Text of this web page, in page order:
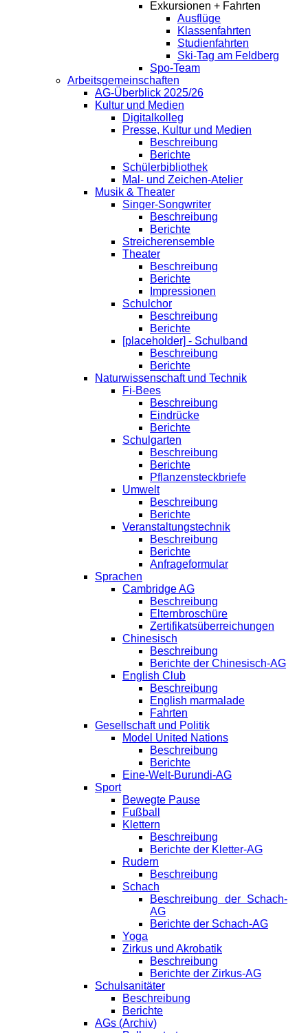
Exkursionen + Fahrten
Ausflüge
Klassenfahrten
Studienfahrten
Ski-Tag am Feldberg
Spo-Team
Arbeitsgemeinschaften
AG-Überblick 2025/26
Kultur und Medien
Digitalkolleg
Presse, Kultur und Medien
Beschreibung
Berichte
Schülerbibliothek
Mal- und Zeichen-Atelier
Musik & Theater
Singer-Songwriter
Beschreibung
Berichte
Streicherensemble
Theater
Beschreibung
Berichte
Impressionen
Schulchor
Beschreibung
Berichte
[placeholder] - Schulband
Beschreibung
Berichte
Naturwissenschaft und Technik
Fi-Bees
Beschreibung
Eindrücke
Berichte
Schulgarten
Beschreibung
Berichte
Pflanzensteckbriefe
Umwelt
Beschreibung
Berichte
Veranstaltungstechnik
Beschreibung
Berichte
Anfrageformular
Sprachen
Cambridge AG
Beschreibung
Elternbroschüre
Zertifikatsüberreichungen
Chinesisch
Beschreibung
Berichte der Chinesisch-AG
English Club
Beschreibung
English marmalade
Fahrten
Gesellschaft und Politik
Model United Nations
Beschreibung
Berichte
Eine-Welt-Burundi-AG
Sport
Bewegte Pause
Fußball
Klettern
Beschreibung
Berichte der Kletter-AG
Rudern
Beschreibung
Schach
Beschreibung der Schach-
AG
Berichte der Schach-AG
Yoga
Zirkus und Akrobatik
Beschreibung
Berichte der Zirkus-AG
Schulsanitäter
Beschreibung
Berichte
AGs (Archiv)